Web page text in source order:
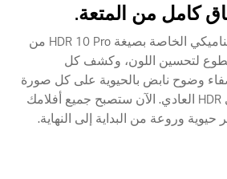
كامل من المتعة.
تعمل تقنية النطاق الديناميكي الخاصة بصيغة HDR 10 Pro من
لتحسين اللون، وكشف كل
وضوح نابض بالحيوية على كل صورة
- كما أنها تكثف محتوى HDR العادي. الآن ستصبح جميع أفلامك
وروعة من البداية إلى النهاية.